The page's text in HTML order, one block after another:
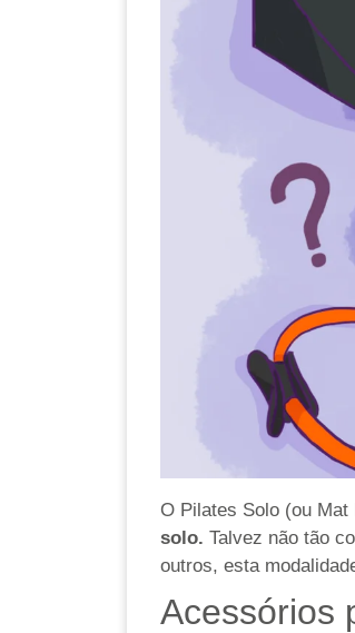
O Pilates Solo (ou
solo. Talvez não tão
outros, esta
Acessórios